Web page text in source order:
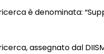
è denominata:
assegnato dal